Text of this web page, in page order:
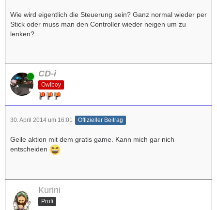
Wie wird eigentlich die Steuerung sein? Ganz normal wieder per
Stick oder muss man den Controller wieder neigen um zu
lenken?
Online CD-i
Owlboy
30. April 2014 um 16:01 Offizieller Beitrag
Geile aktion mit dem gratis game. Kann mich gar nich
entscheiden
Kurini
Profi